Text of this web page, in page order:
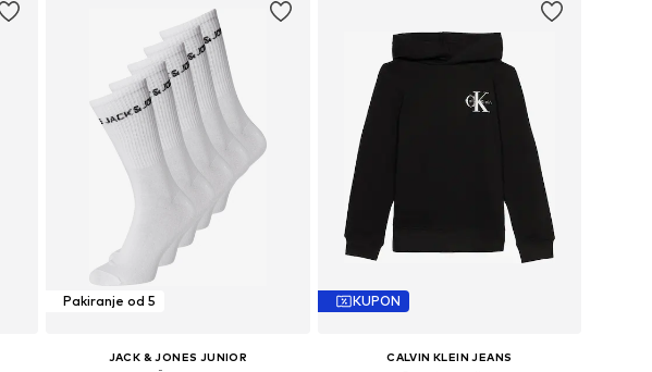
Pakiranje od 5
JACK & JONES JUNIOR
KUPON
CALVIN KLEIN JEANS